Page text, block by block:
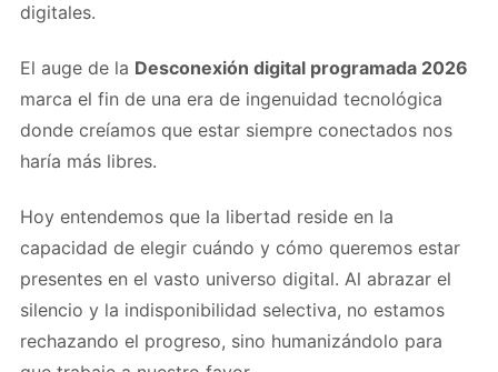
digitales.
El auge de la Desconexión digital programada 2026
marca el fin de una era de ingenuidad tecnológica
donde creíamos que estar siempre conectados nos
haría más libres.
Hoy entendemos que la libertad reside en la
capacidad de elegir cuándo y cómo queremos estar
presentes en el vasto universo digital. Al abrazar el
silencio y la indisponibilidad selectiva, no estamos
rechazando el progreso, sino humanizándolo para